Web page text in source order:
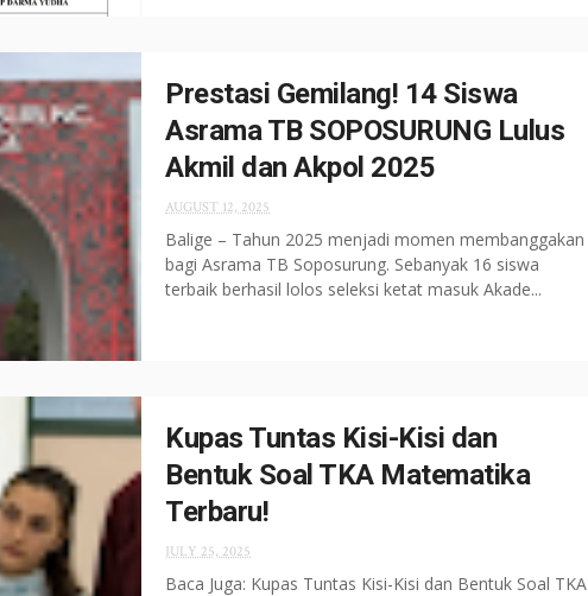
Prestasi Gemilang! 14 Siswa
Asrama TB SOPOSURUNG Lulus
Akmil dan Akpol 2025
AUGUST 12, 2025
Balige – Tahun 2025 menjadi momen membanggakan
bagi Asrama TB Soposurung. Sebanyak 16 siswa
terbaik berhasil lolos seleksi ketat masuk Akade...
Kupas Tuntas Kisi-Kisi dan
Bentuk Soal TKA Matematika
Terbaru!
JULY 25, 2025
Baca Juga: Kupas Tuntas Kisi-Kisi dan Bentuk Soal TKA